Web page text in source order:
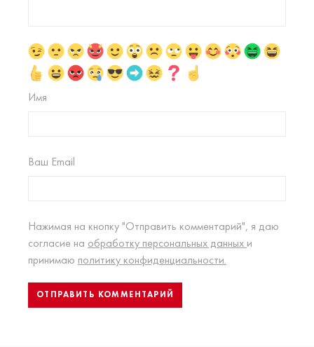
Имя
Ваш Email
Нажимая на кнопку "Отправить комментарий", я даю
согласие на обработку персональных данных и
принимаю политику конфиденциальности.